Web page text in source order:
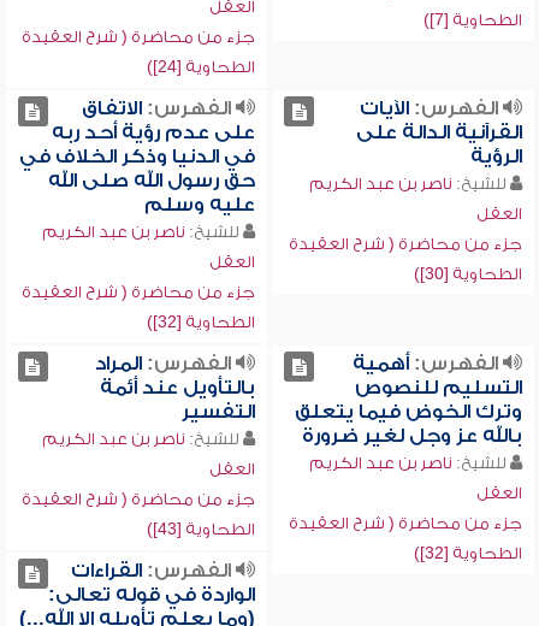
الطحاوية [7])
العقل
جزء من محاضرة ( شرح العقيدة
الطحاوية [24])
الفهرس:الآيات
القرآنية الدالة على
الرؤية
للشيخ: ناصر بن عبد الكريم
العقل
جزء من محاضرة ( شرح العقيدة
الطحاوية [30])
الفهرس:الاتفاق
على عدم رؤية أحد ربه
في الدنيا وذكر الخلاف في
حق رسول الله صلى الله
عليه وسلم
للشيخ: ناصر بن عبد الكريم
العقل
جزء من محاضرة ( شرح العقيدة
الطحاوية [32])
الفهرس:أهمية
التسليم للنصوص
وترك الخوض فيما يتعلق
بالله عز وجل لغير ضرورة
للشيخ: ناصر بن عبد الكريم
العقل
جزء من محاضرة ( شرح العقيدة
الطحاوية [32])
الفهرس:المراد
بالتأويل عند أئمة
التفسير
للشيخ: ناصر بن عبد الكريم
العقل
جزء من محاضرة ( شرح العقيدة
الطحاوية [43])
الفهرس:القراءات
الواردة في قوله تعالى:
(وما يعلم تأويله إلا الله...)